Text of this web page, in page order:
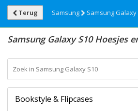
Terug Samsung Samsung Galaxy
Samsung Galaxy S10 Hoesjes
Bookstyle & Flipcases